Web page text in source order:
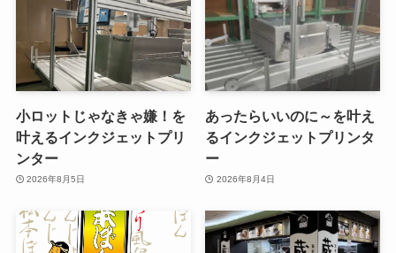
小ロットじゃなきゃ嫌！を
叶えるインクジェットプリ
ンター
2026年8月5日
あったらいいのに～を叶え
るインクジェットプリンタ
ー
2026年8月4日